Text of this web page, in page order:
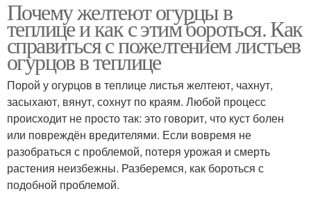
Почему желтеют огурцы в
теплице и как с этим бороться. Как
справиться с пожелтением листьев
огурцов в теплице
Порой у огурцов в теплице листья желтеют, чахнут,
засыхают, вянут, сохнут по краям. Любой процесс
происходит не просто так: это говорит, что куст болен
или повреждён вредителями. Если вовремя не
разобраться с проблемой, потеря урожая и смерть
растения неизбежны. Разберемся, как бороться с
подобной проблемой.